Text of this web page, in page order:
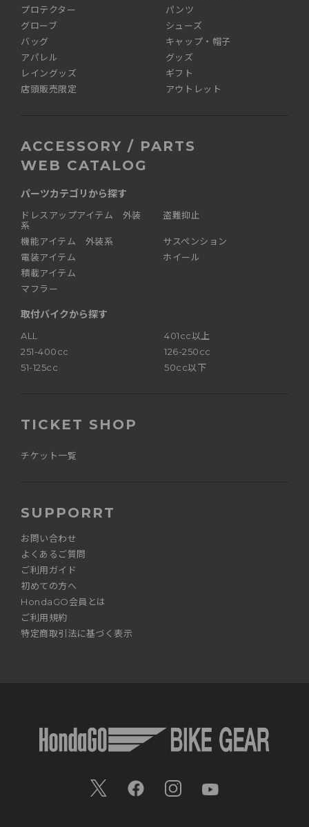
プロテクター
パンツ
グローブ
シューズ
バッグ
キャップ・帽子
アパレル
グッズ
レイングッズ
ギフト
店頭販売限定
アウトレット
ACCESSORY / PARTS
WEB CATALOG
パーツカテゴリから探す
ドレスアップアイテム 外装
系
機能アイテム 外装系
電装アイテム
積載アイテム
マフラー
盗難抑止
サスペンション
ホイール
取付バイクから探す
ALL
401cc以上
251-400cc
126-250cc
51-125cc
50cc以下
TICKET SHOP
チケット一覧
SUPPORRT
お問い合わせ
よくあるご質問
ご利用ガイド
初めての方へ
HondaGO会員とは
ご利用規約
特定商取引法に基づく表示